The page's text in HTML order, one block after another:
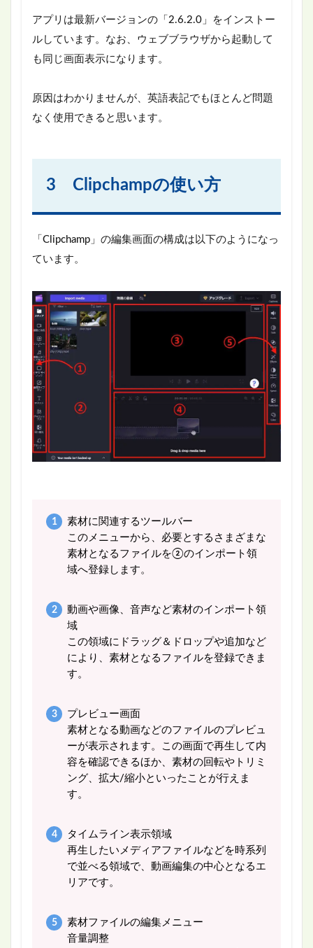
アプリは最新バージョンの「2.6.2.0」をインストー
ルしています。なお、ウェブブラウザから起動して
も同じ画面表示になります。
原因はわかりませんが、英語表記でもほとんど問題
なく使用できると思います。
3 Clipchampの使い方
「Clipchamp」の編集画面の構成は以下のようになっ
ています。
素材に関連するツールバー
このメニューから、必要とするさまざまな
素材となるファイルを②のインポート領
域へ登録します。
動画や画像、音声など素材のインポート領
域
この領域にドラッグ＆ドロップや追加など
により、素材となるファイルを登録できま
す。
プレビュー画面
素材となる動画などのファイルのプレビュ
ーが表示されます。この画面で再生して内
容を確認できるほか、素材の回転やトリミ
ング、拡大/縮小といったことが行えま
す。
タイムライン表示領域
再生したいメディアファイルなどを時系列
で並べる領域で、動画編集の中心となるエ
リアです。
素材ファイルの編集メニュー
音量調整